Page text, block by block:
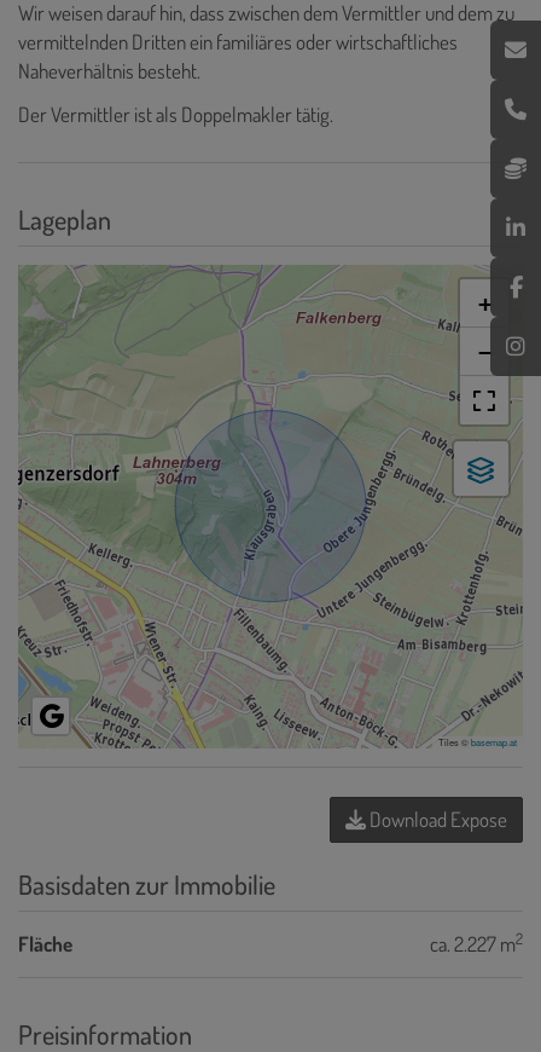
Wir weisen darauf hin, dass zwischen dem Vermittler und dem zu
vermittelnden Dritten ein familiäres oder wirtschaftliches
Naheverhältnis besteht.
Der Vermittler ist als Doppelmakler tätig.
Lageplan
+
−
Tiles ©basemap.at
Download Expose
Basisdaten zur Immobilie
Fläche ca. 2.227 m2
Preisinformation